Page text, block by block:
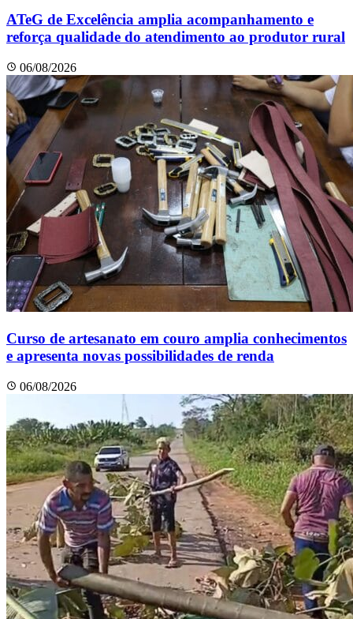
ATeG de Excelência amplia acompanhamento e
reforça qualidade do atendimento ao produtor rural
06/08/2026
Curso de artesanato em couro amplia conhecimentos
e apresenta novas possibilidades de renda
06/08/2026